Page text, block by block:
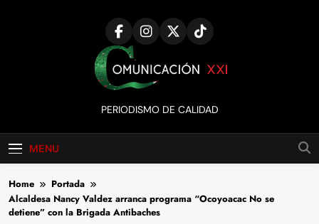
Comunicación
XXI
PERIODISMO DE CALIDAD
MENU
Home
Portada
Alcaldesa Nancy Valdez arranca programa “Ocoyoacac No se
detiene” con la Brigada Antibaches